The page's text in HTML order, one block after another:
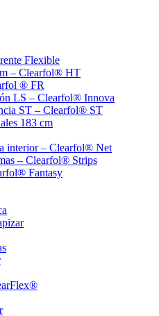
Flexible
– Clearfol® HT
® FR
LS – Clearfol® Innova
ST – Clearfol® ST
183 cm
interior – Clearfol® Net
– Clearfol® Strips
Fantasy